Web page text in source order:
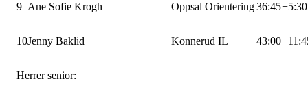
9 Ane Sofie Krogh Oppsal Orientering36:45+5:30
10Jenny Baklid Konnerud IL 43:00
Herrer senior: